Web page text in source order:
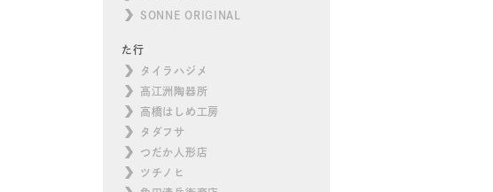
SONNE ORIGINAL
た行
タイラハジメ
高江洲陶器所
高橋はしめ工房
タダフサ
つだか人形店
ツチノヒ